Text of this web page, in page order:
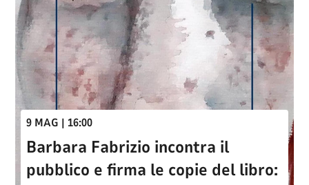
9 MAG | 16:00
Barbara Fabrizio incontra il
pubblico e firma le copie del libro: